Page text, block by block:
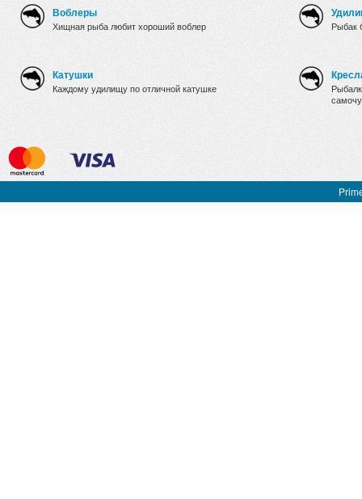
Воблеры
Хищная рыба любит хороший воблер
Катушки
Каждому удилищу по отличной катушке
Рыбак